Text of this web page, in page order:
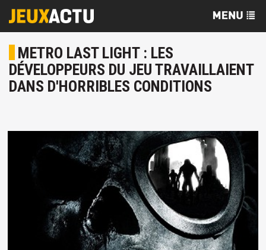
METRO LAST LIGHT : LES
DÉVELOPPEURS DU JEU TRAVAILLAIENT
DANS D'HORRIBLES CONDITIONS